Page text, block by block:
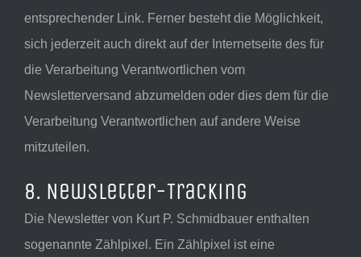
entsprechender Link. Ferner besteht die Möglichkeit,
sich jederzeit auch direkt auf der Internetseite des für
die Verarbeitung Verantwortlichen vom
Newsletterversand abzumelden oder dies dem für die
Verarbeitung Verantwortlichen auf andere Weise
mitzuteilen.
8. Newsletter-Tracking
Die Newsletter von Kurt P. Schmidbauer enthalten
sogenannte Zählpixel. Ein Zählpixel ist eine